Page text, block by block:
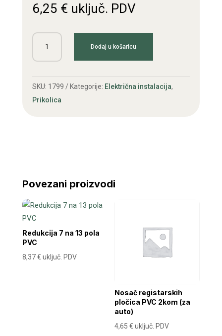
6,25 € uključ. PDV
Utičnica
metalna
količina
Dodaj u košaricu
SKU: 1799 Kategorije: Električna instalacija,
Prikolica
Povezani proizvodi
Redukcija 7 na 13 pola
PVC
8,37€ uključ. PDV
Nosač registarskih
pločica PVC 2kom (za
auto)
4,65€ uključ. PDV